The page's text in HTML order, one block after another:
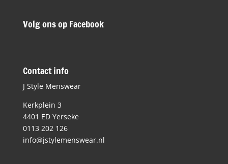
Volg ons op Facebook
Contact info
J Style Menswear
Kerkplein 3
4401 ED Yerseke
0113 202 126
info@jstylemenswear.nl